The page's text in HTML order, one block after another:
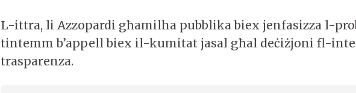
L-ittra, li Azzopardi għamilha pubblika biex jenfasizza l-
tintemm b’appell biex il-kumitat jasal għal deċiżjoni fl-
trasparenza.